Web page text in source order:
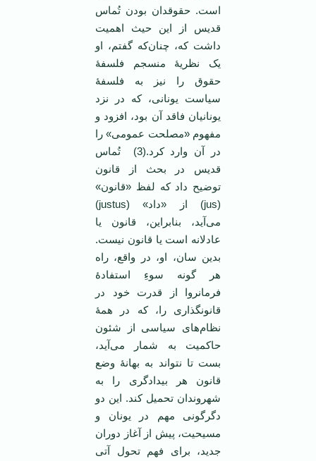
است. حقوقدان بودن تُماس
قدیس از این حیث اهمیت
داشت که، چنان‌که گفتم، او
یک نظریۀ منسجم فلسفۀ
حقوق را نیز به فلسفۀ
سیاست یونانی، که در نزد
یونانیان فاقد آن بود، افزود و
مفهوم «مصلحت عمومی» را
در آن وارد کرد.(3) تُماس
قدیس در بحث از قانون
توضیح داد که لفظ «قانون»
(jus) از «داد» (justus)
می‌آید، بنابراین، قانون یا
عادلانه است یا قانون نیست.
بدین سان، او، در واقع، راه
هر گونه سوءِ استفادۀ
فرمانروا از قدرت خود در
قانونگذاری را، که در همۀ
نظام‌های سیاسی از شئون
حاکمیت به شمار می‌آید،
بست تا نتواند به بهانۀ وضع
قانون هر بیدادگری را به
شهروندان تحمیل کند. این دو
دگرگونی مهم در یونان و
مسیحیت، پیش از آغاز دوران
جدید، برای فهم تحول آتی